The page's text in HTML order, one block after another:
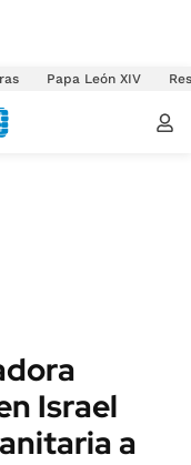
Papa León XIV
Israel
a